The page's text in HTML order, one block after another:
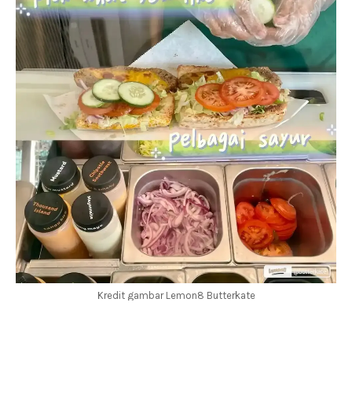
Kredit gambar Lemon8 Butterkate